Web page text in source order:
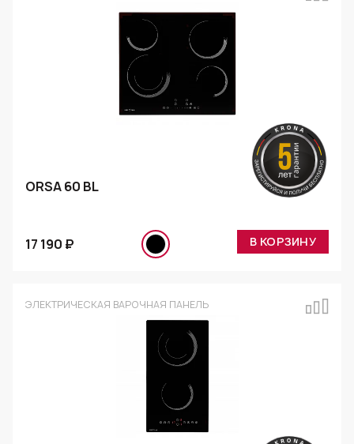
ORSA 60 BL
17 190 ₽ В КОРЗИНУ
ЭЛЕКТРИЧЕСКАЯ ВАРОЧНАЯ ПАНЕЛЬ